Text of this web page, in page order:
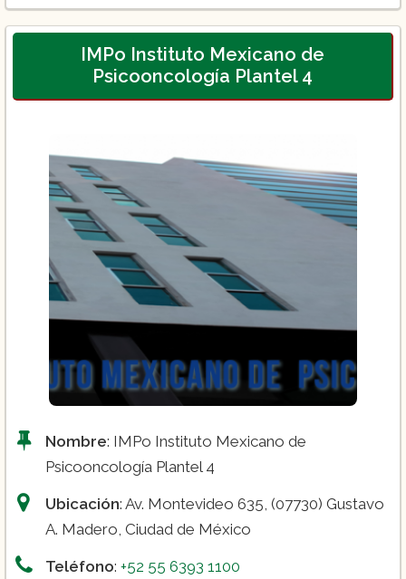
estudiantes se adentran en el estudio de
los trastornos psicológicos, la evaluación y
el tratamiento de los mismos.
Psicología de la Educación:Se enfoca en
el ámbito educativo.
Psicología Organizacional:
Explora el
comportamiento humano en el contexto
laboral, las dinámicas de grupo y el
desarrollo de habilidades para el liderazgo
en organizaciones.
Licenciatura en Psicología
Maestría en Psicología
Doctorados en Psicología
Diplomados en Psicología
IMPo Instituto Mexicano de
Psicooncología Plantel 4
Nombre: IMPo Instituto Mexicano de
Psicooncología Plantel 4
Ubicación: Av. Montevideo 635, (07730) Gustavo
A. Madero, Ciudad de México
Teléfono: +52 55 6393 1100